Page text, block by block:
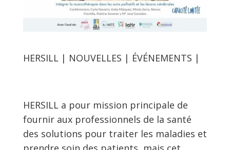
HERSILL | NOUVELLES | ÉVÉNEMENTS |
HERSILL a pour mission principale de
fournir aux professionnels de la santé
des solutions pour traiter les maladies et